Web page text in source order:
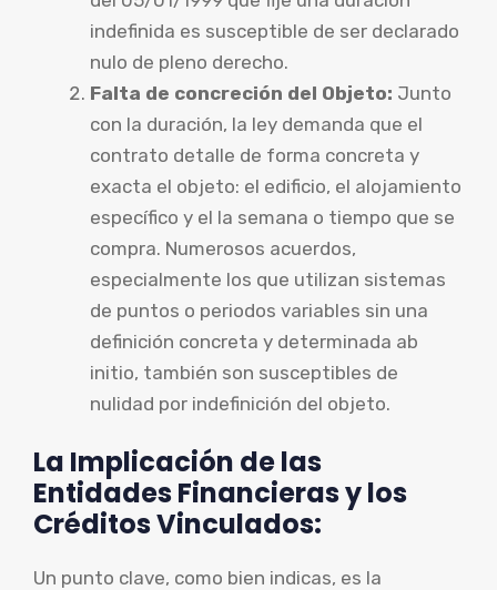
indefinida es susceptible de ser declarado
nulo de pleno derecho.
Falta de concreción del Objeto: Junto
con la duración, la ley demanda que el
contrato detalle de forma concreta y
exacta el objeto: el edificio, el alojamiento
específico y el la semana o tiempo que se
compra. Numerosos acuerdos,
especialmente los que utilizan sistemas
de puntos o periodos variables sin una
definición concreta y determinada ab
initio, también son susceptibles de
nulidad por indefinición del objeto.
La Implicación de las
Entidades Financieras y los
Créditos Vinculados:
Un punto clave, como bien indicas, es la